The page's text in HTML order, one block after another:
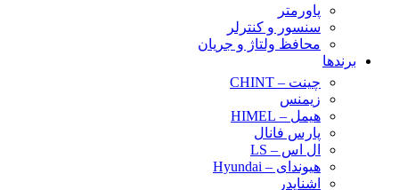
پاورمتر
سنسور و کنترلر
محافظ ولتاژ و‌ جریان
برندها
چینت – CHINT
زیمنس
هیمل – HIMEL
پارس فانال
ال اس – LS
هیوندای – Hyundai
اشنایدر